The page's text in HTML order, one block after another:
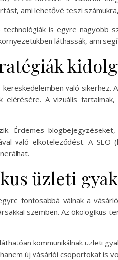
ami lehetővé teszi
is egyre nagyobb
láthassák, ami
való sikerhez.
elérésére. A vizuális
Érdemes
való elköteleződést. A SEO
üzleti
fontosabbá válnak a
szemben. Az ökologikus
kommunikálnak üzleti
új vásárlói csoportokat is